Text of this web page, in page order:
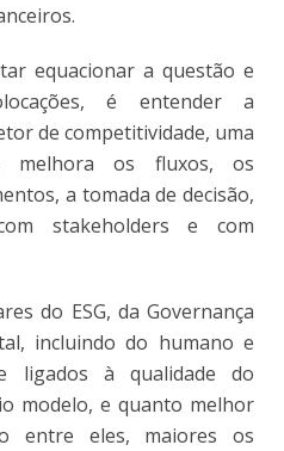
equacionar a questão e
é entender a
de competitividade, uma
melhora os fluxos, os
a tomada de decisão,
stakeholders e com
do ESG, da Governança
incluindo do humano e
ligados à qualidade do
modelo, e quanto melhor
entre eles, maiores os